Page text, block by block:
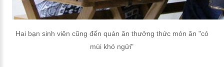
Hai bạn sinh viên cũng đến quán ăn thưởng thức món ăn "có
mùi khó ngửi"